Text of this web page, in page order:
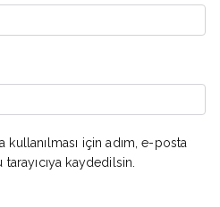
kullanılması için adım, e-posta
kaydedilsin.